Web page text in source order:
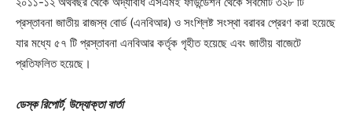
প্রস্তাবনা জাতীয় রাজস্ব বোর্ড (এনবিআর) ও সংশ্লিষ্ট সংস্থা বরাবর প্রেরণ করা হয়েছে
যার মধ্যে ৫৭ টি প্রস্তাবনা এনবিআর কর্তৃক গৃহীত হয়েছে এবং জাতীয় বাজেটে
প্রতিফলিত হয়েছে।
ডেস্ক রিপোর্ট, উদ্যোক্তা বার্তা